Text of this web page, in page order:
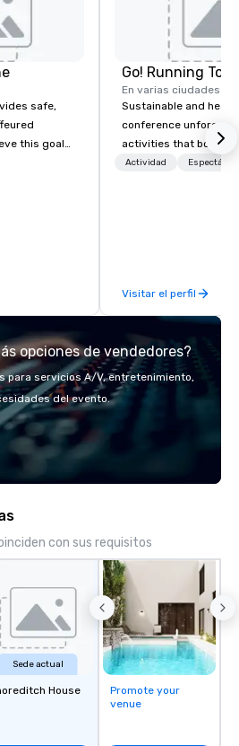
safe,
this goal
the
to the
staff;
you travel
Go! Running
En varias ciudades
Sustainable and
conference
activities that boost
lower carbon
Actividad
Visitar el perfil
opciones de vendedores?
para servicios A/V, entretenimiento,
del evento.
con sus requisitos
Sede actual
House
Promote your
venue